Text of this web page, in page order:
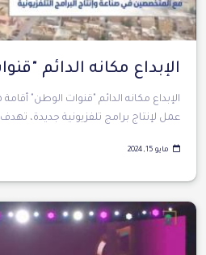
الإبداع مكانه الدائم
الإبداع مكانه الدائم "قنوات الوطن"
عمل لإنتاج برامج تلفزيونية جديدة،
مايو 15, 2024